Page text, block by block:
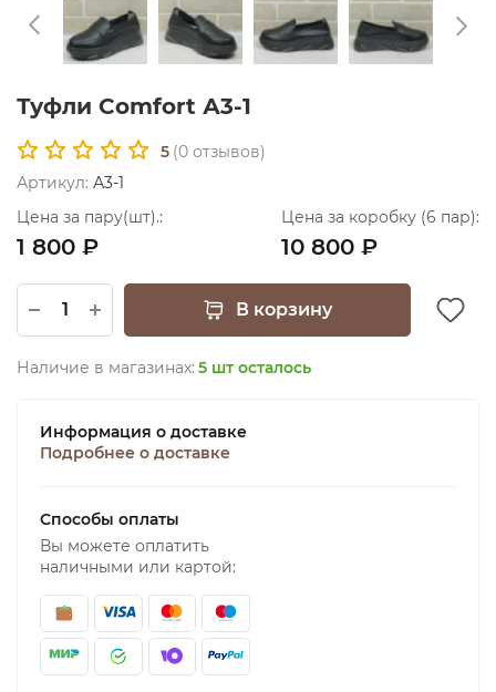
Туфли Comfort А3-1
5 (0 отзывов)
Артикул: А3-1
Цена за пару(шт).:
1 800 ₽
Цена за коробку (6 пар):
10 800 ₽
В корзину
Наличие в магазинах: 5 шт осталось
Информация о доставке
Подробнее о доставке
Способы оплаты
Вы можете оплатить
наличными или картой: